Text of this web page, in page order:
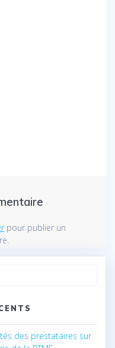
pour publier un
des prestataires sur